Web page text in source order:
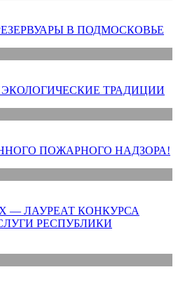
В ПОДМОСКОВЬЕ
ТРАДИЦИИ
ПОЖАРНОГО НАДЗОРА!
— ЛАУРЕАТ КОНКУРСА
РЕСПУБЛИКИ